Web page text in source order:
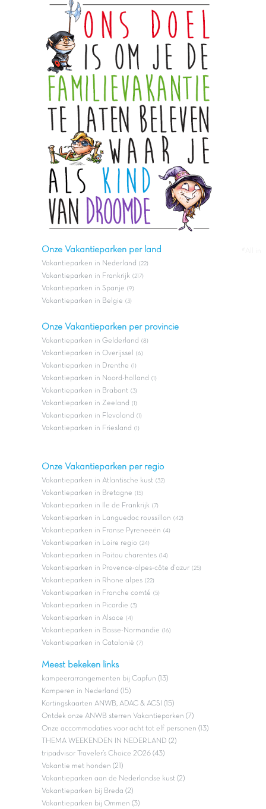
Onze Vakantieparken per land
Vakantieparken in Nederland (22)
Vakantieparken in Frankrijk (217)
Vakantieparken in Spanje (9)
Vakantieparken in Belgie (3)
Onze Vakantieparken per provincie
Vakantieparken in Gelderland (8)
Vakantieparken in Overijssel (6)
Vakantieparken in Drenthe (1)
Vakantieparken in Noord-holland (1)
Vakantieparken in Brabant (3)
Vakantieparken in Zeeland (1)
Vakantieparken in Flevoland (1)
Vakantieparken in Friesland (1)
Onze Vakantieparken per regio
Vakantieparken in Atlantische kust (32)
Vakantieparken in Bretagne (15)
Vakantieparken in Ile de Frankrijk (7)
Vakantieparken in Languedoc roussillon (42)
Vakantieparken in Franse Pyreneeën (4)
Vakantieparken in Loire regio (24)
Vakantieparken in Poitou charentes (14)
Vakantieparken in Provence-alpes-côte d'azur (25)
Vakantieparken in Rhone alpes (22)
Vakantieparken in Franche comté (5)
Vakantieparken in Picardie (3)
Vakantieparken in Alsace (4)
Vakantieparken in Basse-Normandie (16)
Vakantieparken in Catalonië (7)
Meest bekeken links
kampeerarrangementen bij Capfun (13)
Kamperen in Nederland (15)
Kortingskaarten ANWB, ADAC & ACSI (15)
Ontdek onze ANWB sterren Vakantieparken (7)
Onze accommodaties voor acht tot elf personen (13)
THEMA WEEKENDEN IN NEDERLAND (2)
tripadvisor Traveler’s Choice 2026 (43)
Vakantie met honden (21)
Vakantieparken aan de Nederlandse kust (2)
Vakantieparken bij Breda (2)
Vakantieparken bij Ommen (3)